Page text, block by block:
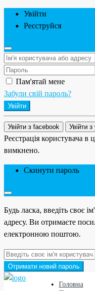
Увійти
Реєструйся
Пам'ятай мене
Забули свій пароль?
Увійти
Увійти з facebook Увійти
Реєстрація користувача
вимкнено.
Скинути пароль
Будь ласка, введіть своє
адресу. Ви отримаєте
електронною поштою.
Отримати новий пароль
Головна